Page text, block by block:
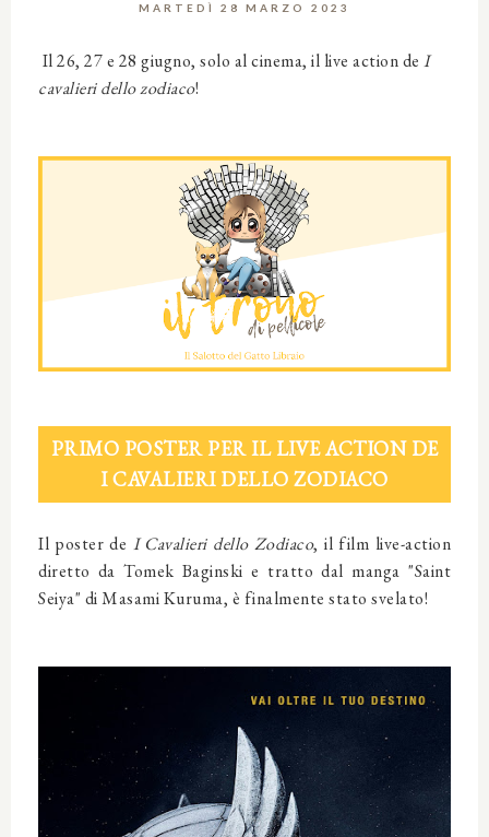
MARTEDÌ 28 MARZO 2023
Il 26, 27 e 28 giugno, solo al cinema, il live action de I
cavalieri dello zodiaco!
PRIMO POSTER PER IL LIVE ACTION DE
I CAVALIERI DELLO ZODIACO
Il poster de I Cavalieri dello Zodiaco, il film live-action
diretto da Tomek Baginski e tratto dal manga "Saint
Seiya" di Masami Kuruma, è finalmente stato svelato!